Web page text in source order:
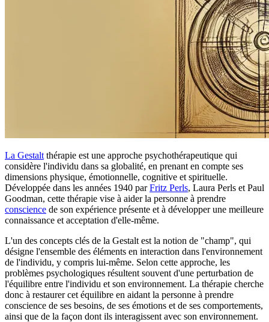
La Gestalt thérapie est une approche psychothérapeutique qui
considère l'individu dans sa globalité, en prenant en compte ses
dimensions physique, émotionnelle, cognitive et spirituelle.
Développée dans les années 1940 parFritz Perls, Laura Perls et Paul
Goodman, cette thérapie vise à aider la personne à prendre
conscience de son expérience présente et à développer une meilleure
connaissance et acceptation d'elle-même.
L'un des concepts clés de la Gestalt est la notion de "champ", qui
désigne l'ensemble des éléments en interaction dans l'environnement
de l'individu, y compris lui-même. Selon cette approche, les
problèmes psychologiques résultent souvent d'une perturbation de
l'équilibre entre l'individu et son environnement. La thérapie cherche
donc à restaurer cet équilibre en aidant la personne à prendre
conscience de ses besoins, de ses émotions et de ses comportements,
ainsi que de la façon dont ils interagissent avec son environnement.